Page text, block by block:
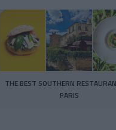
THE BEST SOUTHERN
PARIS